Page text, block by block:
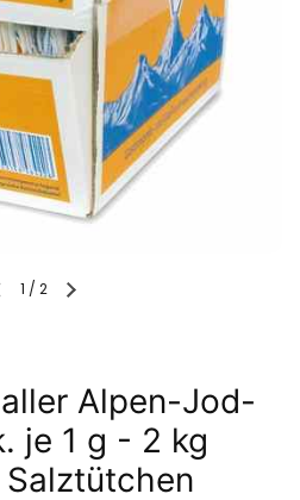
1 / 2
Alpen-Jod-
je 1 g - 2 kg